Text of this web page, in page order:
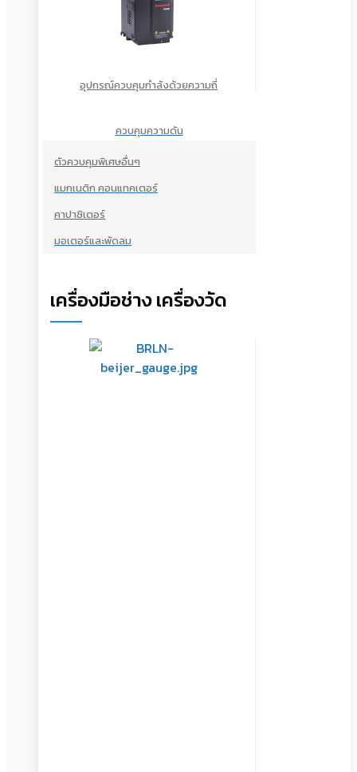
อุปกรณ์ควบคุมกำลังด้วยความถี่
ควบคุมความดัน
ตัวควบคุมพิเศษอื่นๆ
แมกเนติก คอนแทคเตอร์
คาปาซิเตอร์
มอเตอร์และพัดลม
เครื่องมือช่าง เครื่องวัด